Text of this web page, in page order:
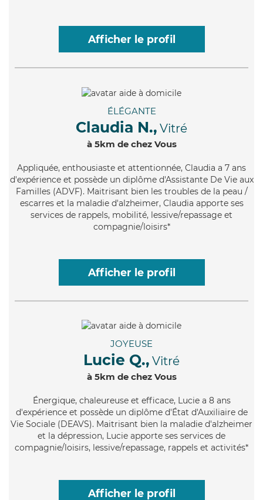
Afficher le profil
ÉLÉGANTE
Claudia N., Vitré
à 5km de chez Vous
Appliquée, enthousiaste et attentionnée, Claudia a 7 ans
d'expérience et possède un diplôme d'Assistante De Vie aux
Familles (ADVF). Maitrisant bien les troubles de la peau /
escarres et la maladie d'alzheimer, Claudia apporte ses
services de rappels, mobilité, lessive/repassage et
compagnie/loisirs*
Afficher le profil
JOYEUSE
Lucie Q., Vitré
à 5km de chez Vous
Énergique, chaleureuse et efficace, Lucie a 8 ans
d'expérience et possède un diplôme d'État d'Auxiliaire de
Vie Sociale (DEAVS). Maitrisant bien la maladie d'alzheimer
et la dépression, Lucie apporte ses services de
compagnie/loisirs, lessive/repassage, rappels et activités*
Afficher le profil